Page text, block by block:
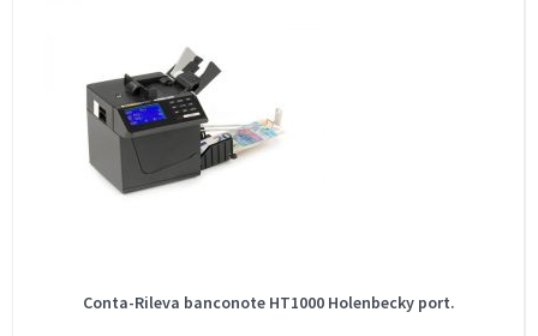
Conta-Rileva banconote HT1000 Holenbecky port.